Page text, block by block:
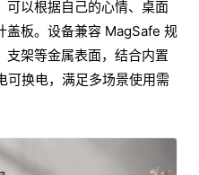
可以根据自己的心情、桌面
盖板。设备兼容 MagSafe 规
支架等金属表面，结合内置
换电，满足多场景使用需